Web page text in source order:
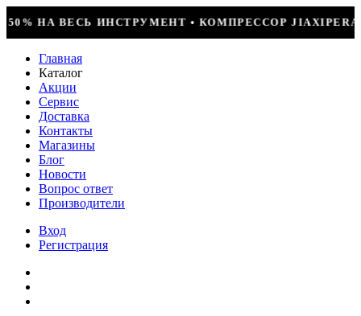
JIAXIPERA T1114YB, 170ВТ, R-600 =
Главная
Каталог
Акции
Сервис
Доставка
Контакты
Магазины
Блог
Новости
Вопрос ответ
Производители
Вход
Регистрация